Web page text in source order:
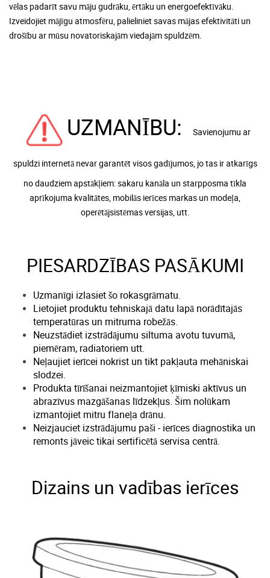
vēlas padarīt savu māju gudrāku, ērtāku un energoefektīvāku.
Izveidojiet mājīgu atmosfēru, palieliniet savas mājas efektivitāti un
drošību ar mūsu novatoriskajām viedajām spuldzēm.
UZMANĪBU: Savienojumu ar
spuldzi internetā nevar garantēt visos gadījumos, jo tas ir atkarīgs
no daudziem apstākļiem: sakaru kanāla un starpposma tīkla
aprīkojuma kvalitātes, mobilās ierīces markas un modeļa,
operētājsistēmas versijas, utt.
PIESARDZĪBAS PASĀKUMI
Uzmanīgi izlasiet šo rokasgrāmatu.
Lietojiet produktu tehniskajā datu lapā norādītajās
temperatūras un mitruma robežās.
Neuzstādiet izstrādājumu siltuma avotu tuvumā,
piemēram, radiatoriem utt.
Neļaujiet ierīcei nokrist un tikt pakļauta mehāniskai
slodzei.
Produkta tīrīšanai neizmantojiet ķīmiski aktīvus un
abrazīvus mazgāšanas līdzekļus. Šim nolūkam
izmantojiet mitru flaneļa drānu.
Neizjauciet izstrādājumu paši - ierīces diagnostika un
remonts jāveic tikai sertificētā servisa centrā.
Dizains un vadības ierīces